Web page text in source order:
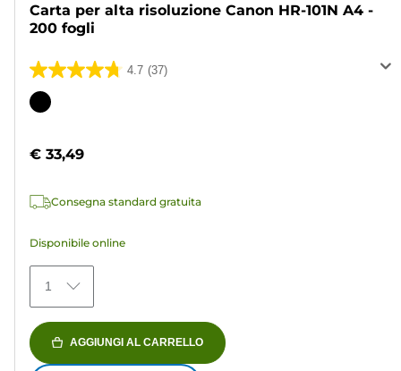
Carta per alta risoluzione Canon HR-101N A4 -
200 fogli
4.7 (37)
4.7
su
37
Cartuccia
colori
€ 33,49
Consegna standard gratuita
Disponibile online
1
AGGIUNGI AL CARRELLO